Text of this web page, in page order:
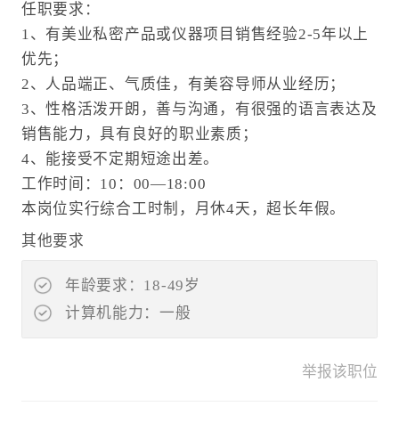
任职要求：
1、有美业私密产品或仪器项目销售经验2-5年以上
优先；
2、人品端正、气质佳，有美容导师从业经历；
3、性格活泼开朗，善与沟通，有很强的语言表达及
销售能力，具有良好的职业素质；
4、能接受不定期短途出差。
工作时间：10：00—18:00
本岗位实行综合工时制，月休4天，超长年假。
其他要求
年龄要求：18-49岁
计算机能力：一般
举报该职位